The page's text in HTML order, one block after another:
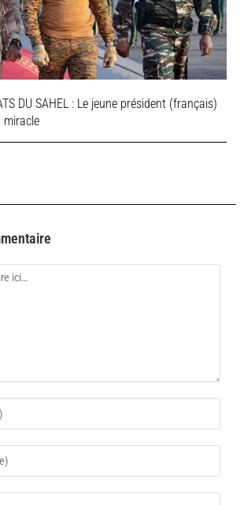
DU SAHEL : Le jeune président (français)
miracle